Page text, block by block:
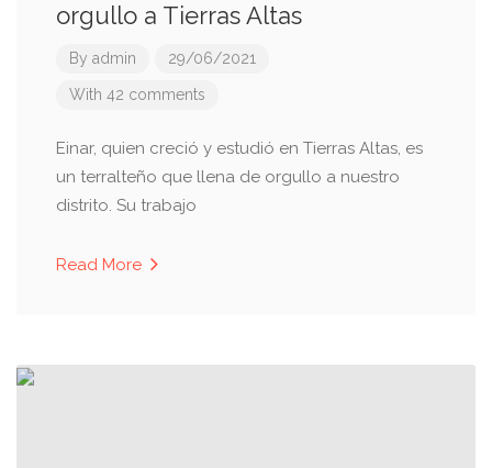
orgullo a Tierras Altas
By admin 29/06/2021
With 42 comments
Einar, quien creció y estudió en Tierras Altas, es
un terralteño que llena de orgullo a nuestro
distrito. Su trabajo
Read More